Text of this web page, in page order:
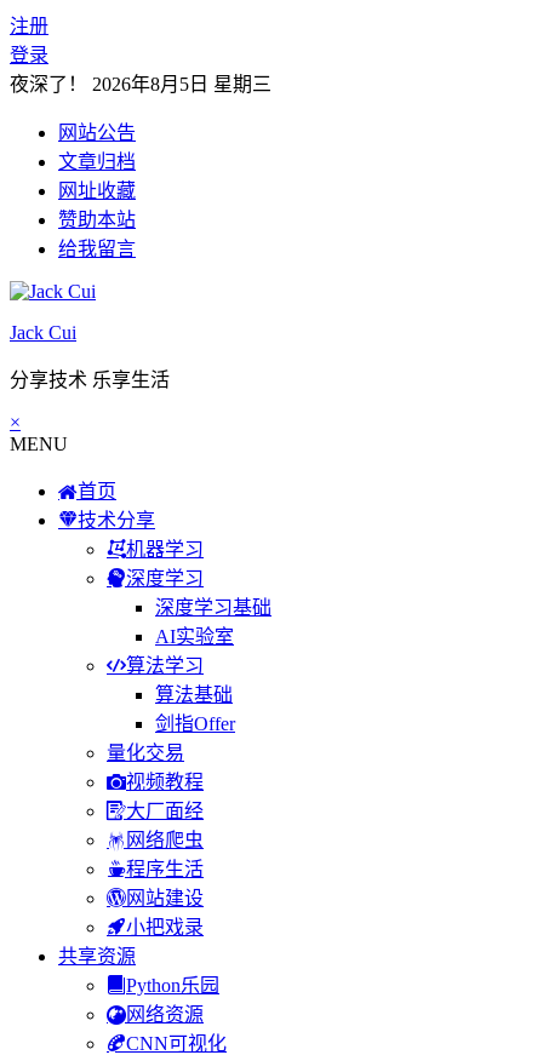
注册
登录
夜深了！ 2026年8月5日 星期三
网站公告
文章归档
网址收藏
赞助本站
给我留言
Jack Cui
分享技术 乐享生活
×
MENU
首页
技术分享
机器学习
深度学习
深度学习基础
AI实验室
算法学习
算法基础
剑指Offer
量化交易
视频教程
大厂面经
网络爬虫
程序生活
网站建设
小把戏录
共享资源
Python乐园
网络资源
CNN可视化